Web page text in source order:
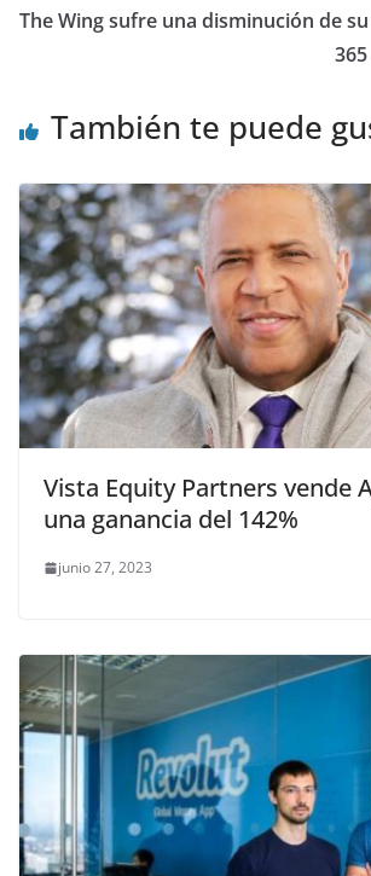
The Wing sufre una disminución de
También te puede
Vista Equity Partners vende
una ganancia del 142%
junio 27, 2023